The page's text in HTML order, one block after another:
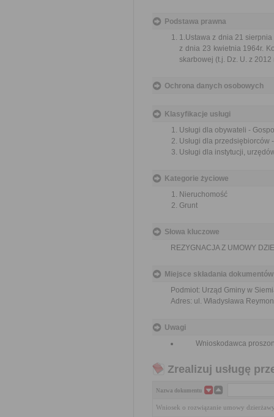
Podstawa prawna
1.Ustawa z dnia 21
z dnia 23 kwietnia 1964r.
skarbowej (t.j. Dz. U. z
Ochrona danych osobowych
Klasyfikacje usługi
Usługi dla obywateli -
Usługi dla
Usługi dla instytucji,
Kategorie życiowe
Nieruchomość
Grunt
Słowa kluczowe
REZYGNACJA Z UMOWY
Miejsce składania dokumentów
Podmiot: Urząd Gminy w
Adres: ul. Władysława
Uwagi
Wnioskodawca proszony
Zrealizuj usługę
Nazwa dokumentu
Wniosek o rozwiązanie umowy